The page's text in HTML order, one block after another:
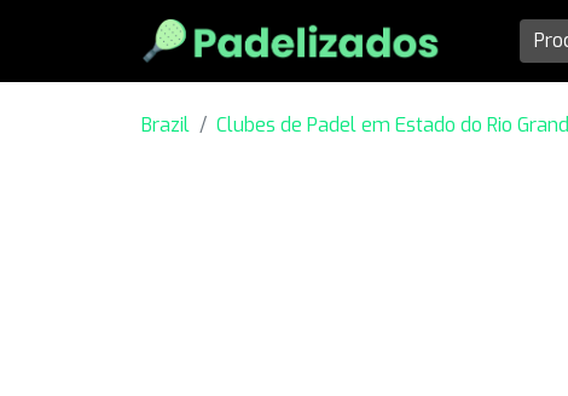
Brazil Clubes de Padel em Estado do Rio